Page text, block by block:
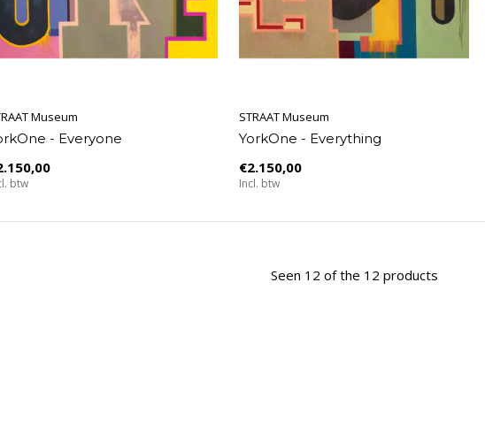
Museum
- Everyone
btw
STRAAT Museum
YorkOne - Everything
€2.150,00
Incl. btw
Seen 12 of the 12 products